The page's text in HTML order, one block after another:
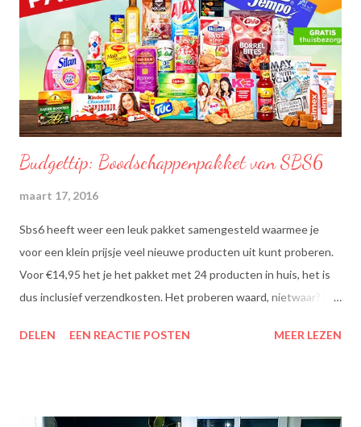
Budgettip: Boodschappenpakket van SBS6
maart 17, 2016
Sbs6 heeft weer een leuk pakket samengesteld waarmee je
voor een klein prijsje veel nieuwe producten uit kunt proberen.
Voor €14,95 het je het pakket met 24 producten in huis, het is
dus inclusief verzendkosten. Het proberen waard, nietwaar? Dit
theesmaken van Lipton: voor een goed moment dat heerlijk
DELEN EEN REACTIE POSTEN MEER LEZEN